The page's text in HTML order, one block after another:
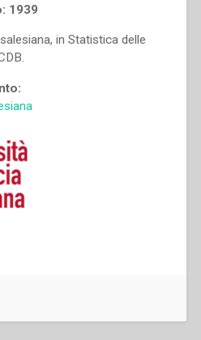
1939
in Statistica delle